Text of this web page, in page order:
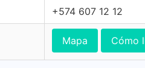
+574 607 12 12
Mapa Cómo